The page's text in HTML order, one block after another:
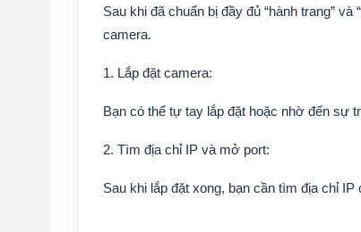
Sau khi đã chuẩn bị đầy đủ “hành trang”
camera.
1. Lắp đặt camera:
Bạn có thể tự tay lắp đặt hoặc nhờ đến sự
2. Tìm địa chỉ IP và mở port:
Sau khi lắp đặt xong, bạn cần tìm địa chỉ